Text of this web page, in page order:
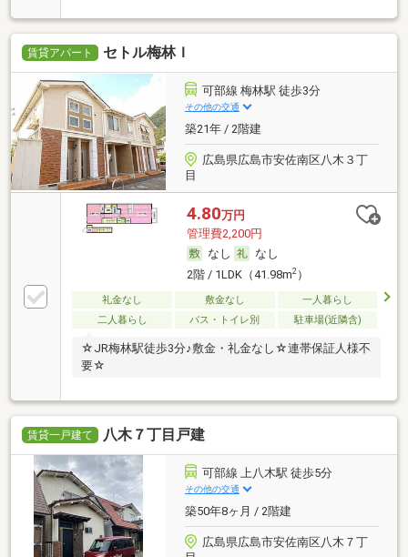
賃貸アパート セトル梅林Ｉ
可部線 梅林駅 徒歩3分
その他の交通
築21年 / 2階建
広島県広島市安佐南区八木３丁
目
4.80万円
管理費2,200円
なし
なし
2階 / 1LDK（41.98m2）
礼金なし 敷金なし
一人暮らし
二人暮らし
バス・トイレ別 駐車場(近隣含)
☆JR梅林駅徒歩3分♪敷金・礼金なし☆連帯保証人様不
要☆
賃貸一戸建て 八木７丁目戸建
可部線 上八木駅 徒歩5分
その他の交通
築50年8ヶ月 / 2階建
広島県広島市安佐南区八木７丁